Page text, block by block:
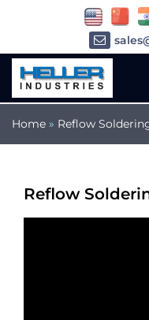
Home » Reflow
Reflow